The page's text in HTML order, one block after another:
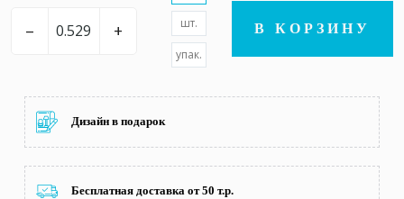
– + шт.
упак.
В КОРЗИНУ
Дизайн в подарок
Бесплатная доставка от 50 т.р.